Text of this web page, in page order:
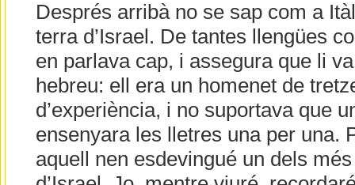
Després arribà no se sap com a
terra d’Israel. De tantes llengües
en parlava cap, i assegura que li
hebreu: ell era un homenet de
d’experiència, i no suportava que
ensenyara les lletres una per una.
aquell nen esdevingué un dels